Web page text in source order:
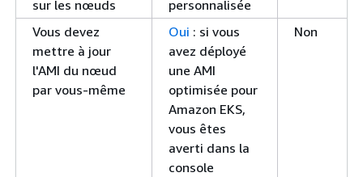
sur les nœuds
personnalisée
Vous devez
mettre à jour
l'AMI du nœud
par vous-même
Oui : si vous
avez déployé
une AMI
optimisée pour
Amazon EKS,
vous êtes
averti dans la
console
Non